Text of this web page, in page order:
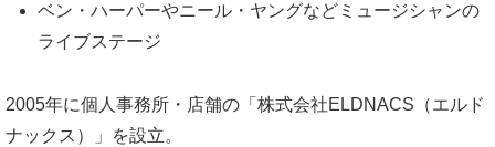
ベン・ハーパーやニール・ヤングなどミュージシャンの
ライブステージ
2005年に個人事務所・店舗の「株式会社ELDNACS（エルド
ナックス）」を設立。